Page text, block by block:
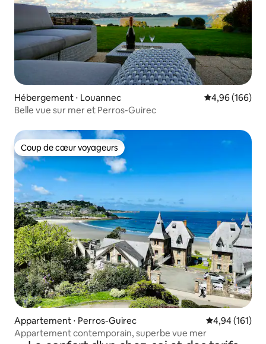
Hébergement ⋅ Louannec Évaluation
4,96 (166)
Belle vue sur mer et Perros-Guirec
Coup de cœur voyageurs
Coup de cœur voyageurs
Appartement ⋅ Perros-Guirec Évaluation
4,94 (161)
Appartement contemporain, superbe vue mer